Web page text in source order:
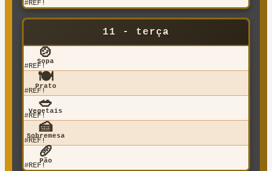
#REF!
11 - terça
🍲
Sopa
#REF!
🍽️
Prato
#REF!
🥗
Vegetais
#REF!
🍰
Sobremesa
#REF!
🥖
Pão
#REF!